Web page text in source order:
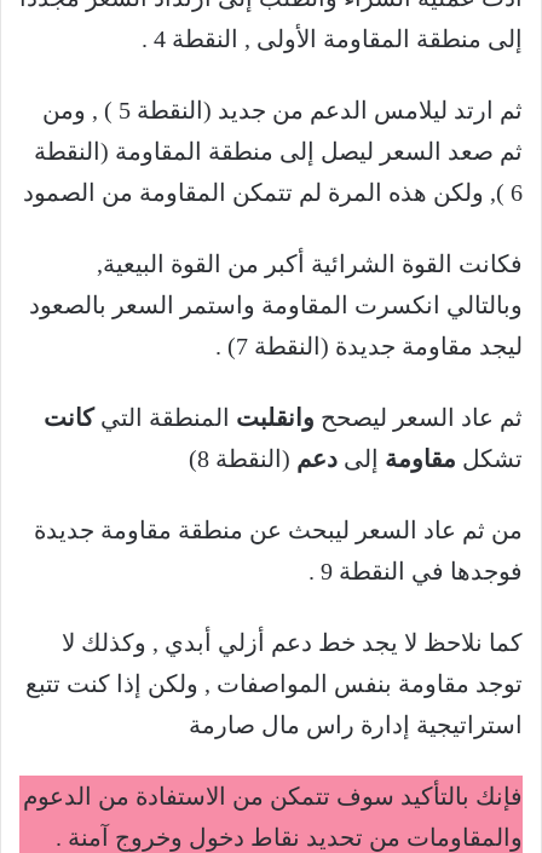
إلى منطقة المقاومة الأولى , النقطة 4 .
ثم ارتد ليلامس الدعم من جديد (النقطة 5 ) , ومن
ثم صعد السعر ليصل إلى منطقة المقاومة (النقطة
6 ), ولكن هذه المرة لم تتمكن المقاومة من الصمود
فكانت القوة الشرائية أكبر من القوة البيعية,
وبالتالي انكسرت المقاومة واستمر السعر بالصعود
ليجد مقاومة جديدة (النقطة 7) .
ثم عاد السعر ليصحح وانقلبت المنطقة التيكانت
تشكل مقاومة إلى دعم (النقطة 8)
من ثم عاد السعر ليبحث عن منطقة مقاومة جديدة
فوجدها في النقطة 9 .
كما نلاحظ لا يجد خط دعم أزلي أبدي , وكذلك لا
توجد مقاومة بنفس المواصفات , ولكن إذا كنت تتبع
استراتيجية إدارة راس مال صارمة
فإنك بالتأكيد سوف تتمكن من الاستفادة من الدعوم
والمقاومات من تحديد نقاط دخول وخروج آمنة .